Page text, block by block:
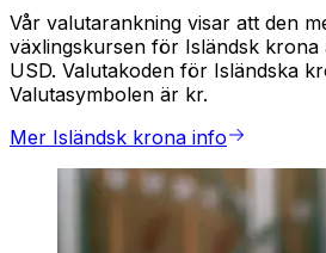
Vår valutarankning visar att den
växlingskursen för Isländsk
USD. Valutakoden för Isländska
Valutasymbolen är kr.
Mer Isländsk krona info